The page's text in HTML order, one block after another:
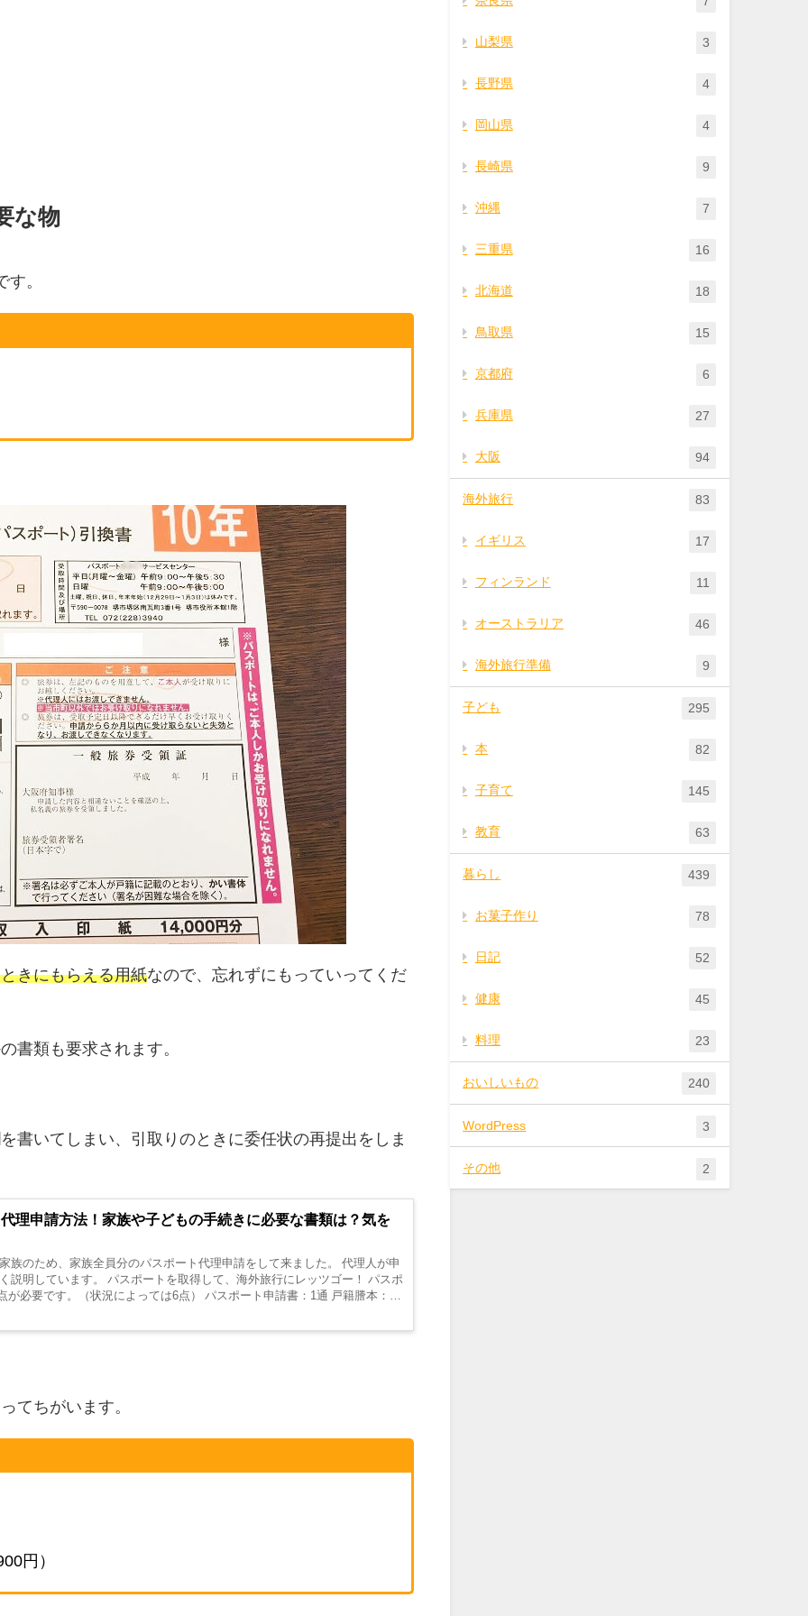
な物
。
きにもらえる用紙なので、忘れずにもっていってくだ
書類も要求されます。
書いてしまい、引取りのときに委任状の再提出をしま
理申請方法！家族や子どもの手続きに必要な書類は？気を
族のため、家族全員分のパスポート代理申請をして来ました。 代理人が申
明しています。 パスポートを取得して、海外旅行にレッツゴー！ パスポ
況によっては6点） パスポート申請書：1通 戸籍謄本：
てちがいます。
円）
山梨県 3
長野県 4
岡山県 4
長崎県 9
沖縄 7
三重県 16
北海道 18
鳥取県 15
京都府 6
兵庫県 27
大阪 94
海外旅行 83
イギリス 17
フィンランド 11
オーストラリア 46
海外旅行準備 9
子ども 295
本 82
子育て 145
教育 63
暮らし 439
お菓子作り 78
日記 52
健康 45
料理 23
おいしいもの 240
WordPress 3
その他 2